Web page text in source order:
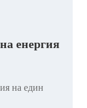
енергия
на един